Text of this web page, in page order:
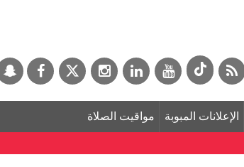
الإعلانات المبوبة مواقيت الصلاة